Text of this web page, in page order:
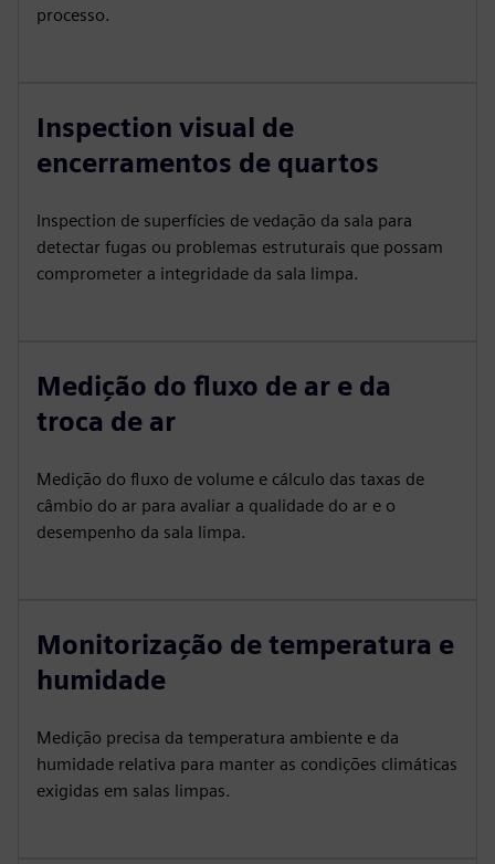
processo.
Inspection visual de
encerramentos de quartos
Inspection de superfícies de vedação da sala para
detectar fugas ou problemas estruturais que possam
comprometer a integridade da sala limpa.
Medição do fluxo de ar e da
troca de ar
Medição do fluxo de volume e cálculo das taxas de
câmbio do ar para avaliar a qualidade do ar e o
desempenho da sala limpa.
Monitorização de temperatura e
humidade
Medição precisa da temperatura ambiente e da
humidade relativa para manter as condições climáticas
exigidas em salas limpas.